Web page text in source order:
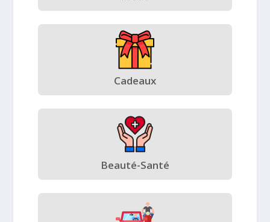
Cadeaux
Beauté-Santé